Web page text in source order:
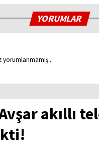
YORUMLAR
yorumlanmamış...
akıllı